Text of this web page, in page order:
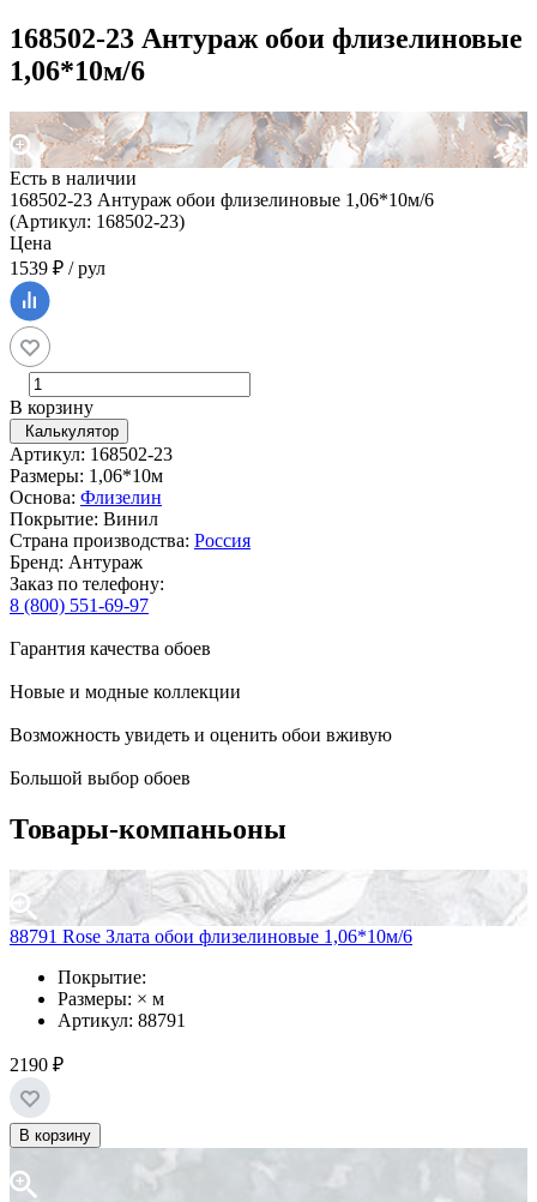
168502-23 Антураж обои флизелиновые
1,06*10м/6
Есть в наличии
168502-23 Антураж обои флизелиновые 1,06*10м/6
(Артикул: 168502-23)
Цена
1539 ₽ / рул
В корзину
Калькулятор
Артикул: 168502-23
Размеры: 1,06*10м
Основа: Флизелин
Покрытие: Винил
Страна производства: Россия
Бренд: Антураж
Заказ по телефону:
8 (800) 551-69-97
Гарантия качества обоев
Новые и модные коллекции
Возможность увидеть и оценить обои вживую
Большой выбор обоев
Товары-компаньоны
88791 Rose Злата обои флизелиновые 1,06*10м/6
Покрытие:
Размеры: × м
Артикул: 88791
2190 ₽
В корзину